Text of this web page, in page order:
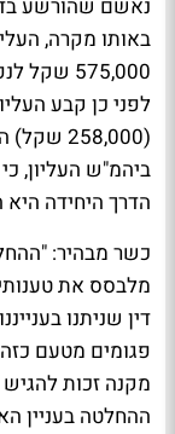
נאשם שהורשע
באותו מקרה,
575,000
לפני כן קבע
ביהמ"ש העליון,
הדרך היחידה
כשר מבהיר:
מלבסס את
פגומים מטעם
מקנה זכות
ההחלטה בעניין